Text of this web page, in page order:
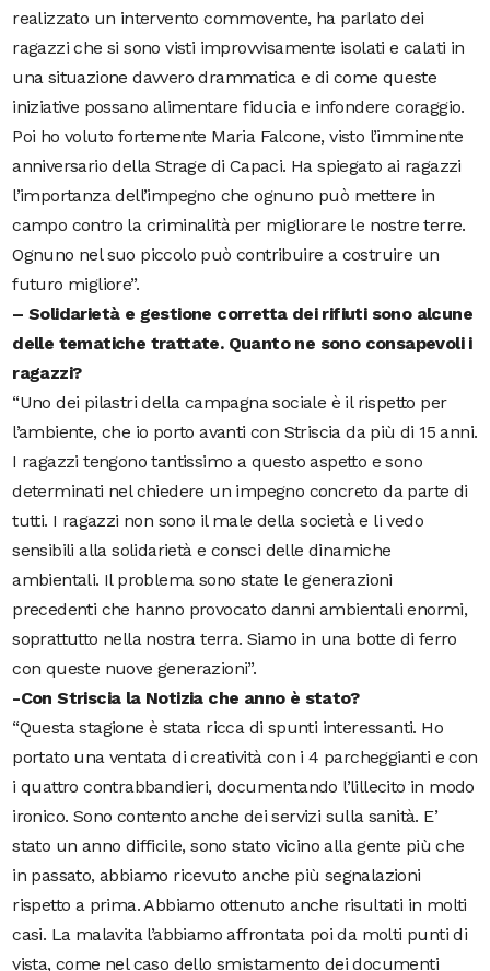
realizzato un intervento commovente, ha parlato dei
ragazzi che si sono visti improvvisamente isolati e calati in
una situazione davvero drammatica e di come queste
iniziative possano alimentare fiducia e infondere coraggio.
Poi ho voluto fortemente Maria Falcone, visto l’imminente
anniversario della Strage di Capaci. Ha spiegato ai ragazzi
l’importanza dell’impegno che ognuno può mettere in
campo contro la criminalità per migliorare le nostre terre.
Ognuno nel suo piccolo può contribuire a costruire un
futuro migliore”.
– Solidarietà e gestione corretta dei rifiuti sono alcune
delle tematiche trattate. Quanto ne sono consapevoli i
ragazzi?
“Uno dei pilastri della campagna sociale è il rispetto per
l’ambiente, che io porto avanti con Striscia da più di 15 anni.
I ragazzi tengono tantissimo a questo aspetto e sono
determinati nel chiedere un impegno concreto da parte di
tutti. I ragazzi non sono il male della società e li vedo
sensibili alla solidarietà e consci delle dinamiche
ambientali. Il problema sono state le generazioni
precedenti che hanno provocato danni ambientali enormi,
soprattutto nella nostra terra. Siamo in una botte di ferro
con queste nuove generazioni”.
-Con Striscia la Notizia che anno è stato?
“Questa stagione è stata ricca di spunti interessanti. Ho
portato una ventata di creatività con i 4 parcheggianti e con
i quattro contrabbandieri, documentando l’lillecito in modo
ironico. Sono contento anche dei servizi sulla sanità. E’
stato un anno difficile, sono stato vicino alla gente più che
in passato, abbiamo ricevuto anche più segnalazioni
rispetto a prima. Abbiamo ottenuto anche risultati in molti
casi. La malavita l’abbiamo affrontata poi da molti punti di
vista, come nel caso dello smistamento dei documenti